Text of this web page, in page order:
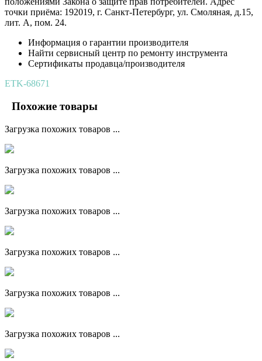
точки приёма: 192019, г. Санкт-Петербург, ул. Смоляная, д.15,
лит. А, пом. 24.
Информация о гарантии производителя
Найти сервисный центр по ремонту инструмента
Сертификаты продавца/производителя
ETK-68671
Похожие товары
Загрузка похожих товаров ...
Загрузка похожих товаров ...
Загрузка похожих товаров ...
Загрузка похожих товаров ...
Загрузка похожих товаров ...
Загрузка похожих товаров ...